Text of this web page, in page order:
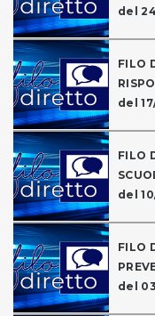
del
FILO
del
FILO
del
FILO
del